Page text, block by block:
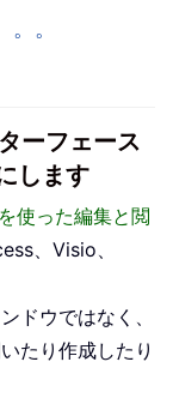
。
ーフェース
します
使った編集と閲
、Visio、
ドウではなく、
たり作成したり